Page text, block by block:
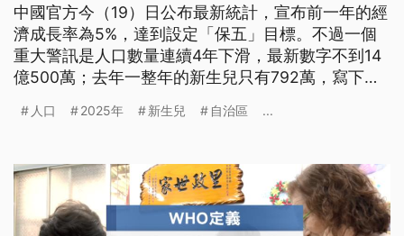
中國官方今（19）日公布最新統計，宣布前一年的經
濟成長率為5%，達到設定「保五」目標。不過一個
重大警訊是人口數量連續4年下滑，最新數字不到14
億500萬；去年一整年的新生兒只有792萬，寫下新
回到清朝乾隆3年的水準。
人口 2025年 新生兒 自治區 ...